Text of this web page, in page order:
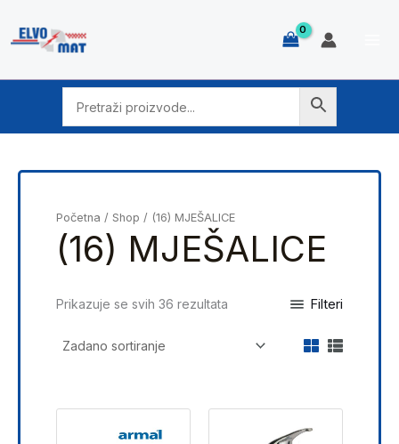
content
Početna / Shop / (16) MJEŠALICE
(16) MJEŠALICE
Prikazuje se svih 36 rezultata Filteri